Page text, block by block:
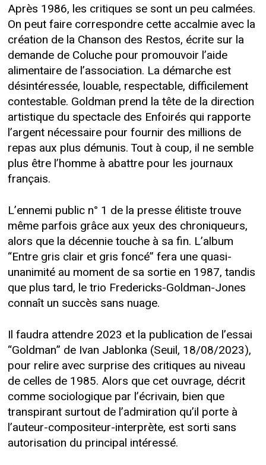
Après 1986, les critiques se sont un peu calmées.
On peut faire correspondre cette accalmie avec la
création de la Chanson des Restos, écrite sur la
demande de Coluche pour promouvoir l’aide
alimentaire de l’association. La démarche est
désintéressée, louable, respectable, difficilement
contestable. Goldman prend la tête de la direction
artistique du spectacle des Enfoirés qui rapporte
l’argent nécessaire pour fournir des millions de
repas aux plus démunis. Tout à coup, il ne semble
plus être l’homme à abattre pour les journaux
français.
L’ennemi public n° 1 de la presse élitiste trouve
même parfois grâce aux yeux des chroniqueurs,
alors que la décennie touche à sa fin. L’album
“Entre gris clair et gris foncé” fera une quasi-
unanimité au moment de sa sortie en 1987, tandis
que plus tard, le trio Fredericks-Goldman-Jones
connaît un succès sans nuage.
Il faudra attendre 2023 et la publication de l’essai
“Goldman” de Ivan Jablonka (Seuil, 18/08/2023),
pour relire avec surprise des critiques au niveau
de celles de 1985. Alors que cet ouvrage, décrit
comme sociologique par l’écrivain, bien que
transpirant surtout de l’admiration qu’il porte à
l’auteur-compositeur-interprète, est sorti sans
autorisation du principal intéressé.